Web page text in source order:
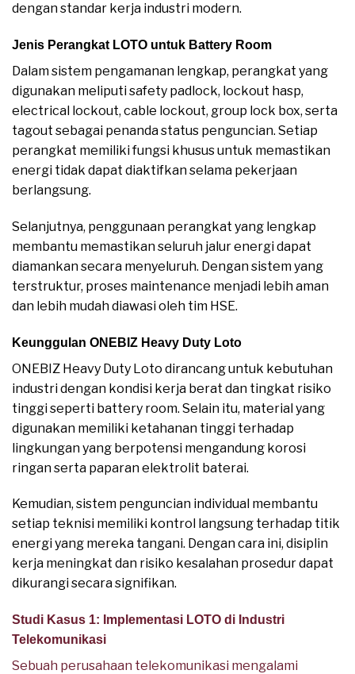
dengan standar kerja industri modern.
Jenis Perangkat LOTO untuk Battery Room
Dalam sistem pengamanan lengkap, perangkat yang
digunakan meliputi safety padlock, lockout hasp,
electrical lockout, cable lockout, group lock box, serta
tagout sebagai penanda status penguncian. Setiap
perangkat memiliki fungsi khusus untuk memastikan
energi tidak dapat diaktifkan selama pekerjaan
berlangsung.
Selanjutnya, penggunaan perangkat yang lengkap
membantu memastikan seluruh jalur energi dapat
diamankan secara menyeluruh. Dengan sistem yang
terstruktur, proses maintenance menjadi lebih aman
dan lebih mudah diawasi oleh tim HSE.
Keunggulan ONEBIZ Heavy Duty Loto
ONEBIZ Heavy Duty Loto dirancang untuk kebutuhan
industri dengan kondisi kerja berat dan tingkat risiko
tinggi seperti battery room. Selain itu, material yang
digunakan memiliki ketahanan tinggi terhadap
lingkungan yang berpotensi mengandung korosi
ringan serta paparan elektrolit baterai.
Kemudian, sistem penguncian individual membantu
setiap teknisi memiliki kontrol langsung terhadap titik
energi yang mereka tangani. Dengan cara ini, disiplin
kerja meningkat dan risiko kesalahan prosedur dapat
dikurangi secara signifikan.
Studi Kasus 1: Implementasi LOTO di Industri
Telekomunikasi
Sebuah perusahaan telekomunikasi mengalami